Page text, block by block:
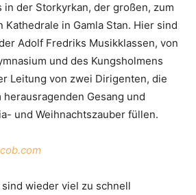
in der Storkyrkan, der großen, zum
Kathedrale in Gamla Stan. Hier sind
Adolf Fredriks Musikklassen, von
und des Kungsholmens
Leitung von zwei Dirigenten, die
Gesang und
und Weihnachtszauber füllen.
wieder viel zu schnell